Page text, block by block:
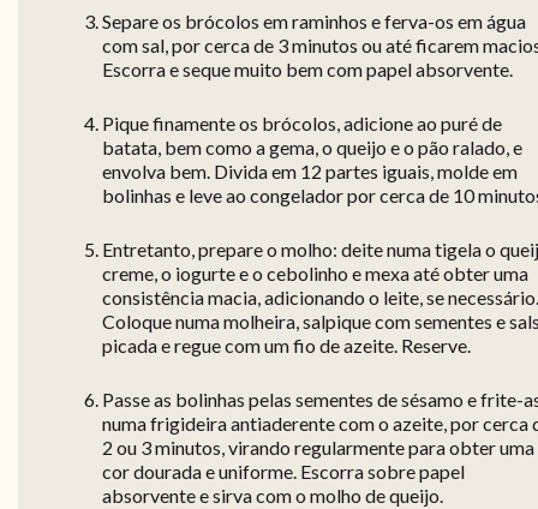
Separe os brócolos em raminhos e ferva-os em água
com sal, por cerca de 3 minutos ou até ficarem
Escorra e seque muito bem com papel absorvente.
Pique finamente os brócolos, adicione ao puré de
batata, bem como a gema, o queijo e o pão ralado, e
envolva bem. Divida em 12 partes iguais, molde em
bolinhas e leve ao congelador por cerca de 10
Entretanto, prepare o molho: deite numa tigela o
creme, o iogurte e o cebolinho e mexa até obter uma
consistência macia, adicionando o leite, se necessário.
Coloque numa molheira, salpique com sementes e
picada e regue com um fio de azeite. Reserve.
Passe as bolinhas pelas sementes de sésamo e frite-
numa frigideira antiaderente com o azeite, por cerca
2 ou 3 minutos, virando regularmente para obter uma
cor dourada e uniforme. Escorra sobre papel
absorvente e sirva com o molho de queijo.